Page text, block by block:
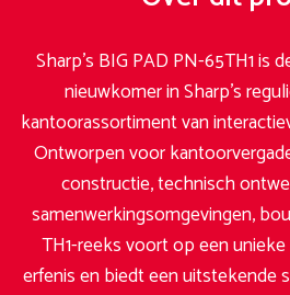
Sharp’s BIG PAD PN-65TH1 is
nieuwkomer in Sharp’s
kantoorassortiment van
Ontworpen voor
constructie, technisch
samenwerkingsomgevingen,
TH1-reeks voort op een
erfenis en biedt een uitstekende